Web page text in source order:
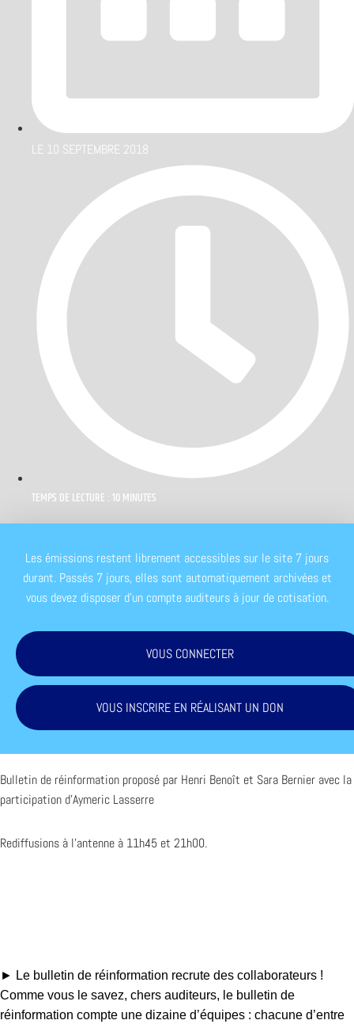
LE 10 SEPTEMBRE 2018
TEMPS DE LECTURE : 10 MINUTES
Les émissions restent librement accessibles sur le site 7 jours
durant. Passés 7 jours, elles sont automatiquement archivées et
vous devez disposer d'un compte auditeurs à jour de cotisation.
VOUS CONNECTER
VOUS INSCRIRE EN RÉALISANT UN DON
Bulletin de réinformation proposé par Henri Benoît et Sara Bernier avec la
participation d’Aymeric Lasserre
Rediffusions à l’antenne à 11h45 et 21h00.
► Le bulletin de réinformation recrute des collaborateurs !
Comme vous le savez, chers auditeurs, le bulletin de
réinformation compte une dizaine d’équipes : chacune d’entre